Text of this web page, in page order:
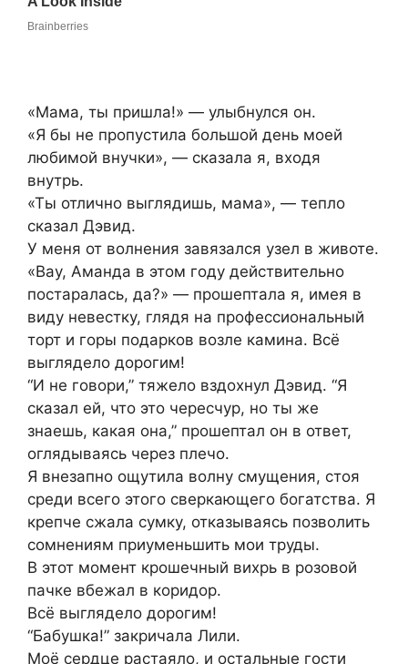
«Мама, ты пришла!» — улыбнулся он.
«Я бы не пропустила большой день моей
любимой внучки», — сказала я, входя
внутрь.
«Ты отлично выглядишь, мама», — тепло
сказал Дэвид.
У меня от волнения завязался узел в животе.
«Вау, Аманда в этом году действительно
постаралась, да?» — прошептала я, имея в
виду невестку, глядя на профессиональный
торт и горы подарков возле камина. Всё
выглядело дорогим!
“И не говори,” тяжело вздохнул Дэвид. “Я
сказал ей, что это чересчур, но ты же
знаешь, какая она,” прошептал он в ответ,
оглядываясь через плечо.
Я внезапно ощутила волну смущения, стоя
среди всего этого сверкающего богатства. Я
крепче сжала сумку, отказываясь позволить
сомнениям приуменьшить мои труды.
В этот момент крошечный вихрь в розовой
пачке вбежал в коридор.
Всё выглядело дорогим!
“Бабушка!” закричала Лили.
Моё сердце растаяло, и остальные гости